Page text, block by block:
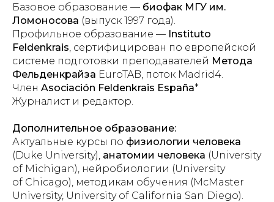
Базовое образование — биофак МГУ им.
Ломоносова (выпуск 1997 года).
Профильное образование — Instituto
Feldenkrais , сертифицирован по европейской
системе подготовки преподавателей Метода
Фельденкрайза EuroTAB, поток Madrid4.
Член Asociación Feldenkrais España*
Журналист и редактор.
Дополнительное образование:
Актуальные курсы по физиологии человека
(Duke University), анатомии человека (University
of Michigan), нейробиологии (University
of Chicago), методикам обучения (McMaster
University, University of California San Diego).